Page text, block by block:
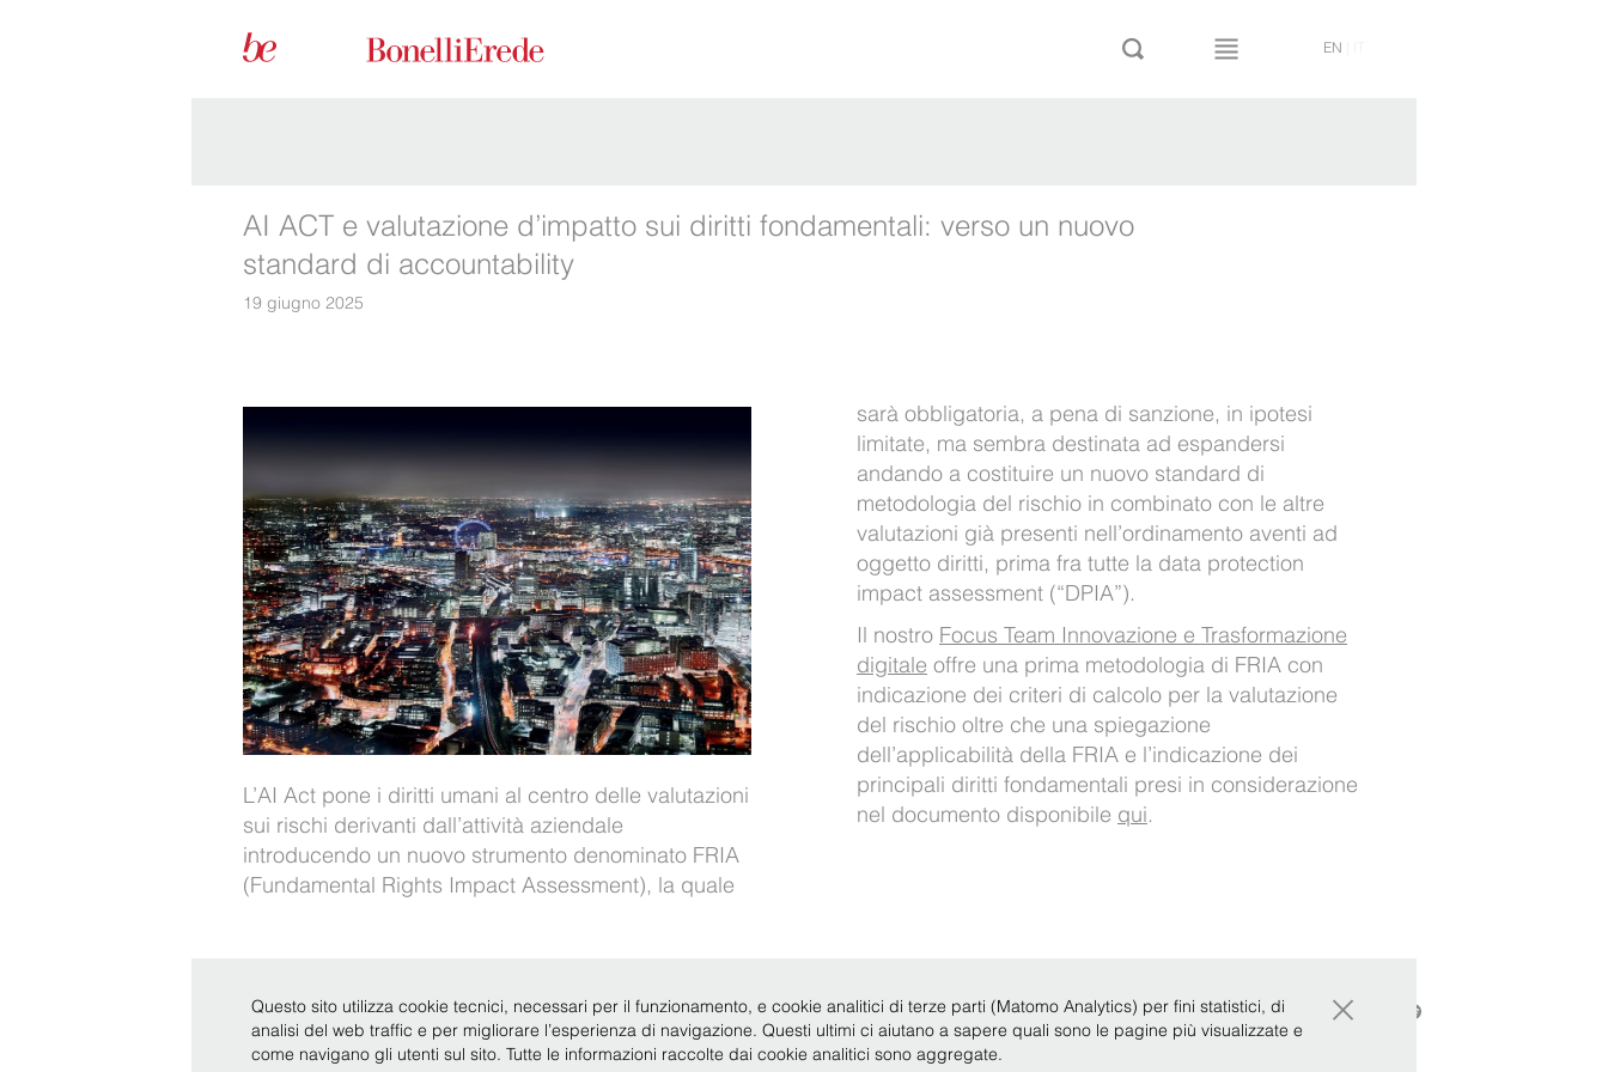
EN
AI ACT e valutazione d’impatto sui diritti fondamentali: verso un nuovo
standard di accountability
19 giugno 2025
L’AI Act pone i diritti umani al centro delle valutazioni
sui rischi derivanti dall’attività aziendale
introducendo un nuovo strumento denominato FRIA
(Fundamental Rights Impact Assessment), la quale
sarà obbligatoria, a pena di sanzione, in ipotesi
limitate, ma sembra destinata ad espandersi
andando a costituire un nuovo standard di
metodologia del rischio in combinato con le altre
valutazioni già presenti nell’ordinamento aventi ad
oggetto diritti, prima fra tutte la data protection
impact assessment (“DPIA”).
Il nostro Focus Team Innovazione e Trasformazione
digitale offre una prima metodologia di FRIA con
indicazione dei criteri di calcolo per la valutazione
del rischio oltre che una spiegazione
dell’applicabilità della FRIA e l’indicazione dei
principali diritti fondamentali presi in considerazione
nel documento disponibile qui.
Copyright © Bonelli Erede Lombardi Pappalardo - Studio Legale 2019 P.IVA 12735620150 | Condizioni d'uso | Privacy | Policy Codice Etico | Whistleblowing
Questo sito utilizza cookie tecnici, necessari per il funzionamento, e cookie analitici di terze parti (Matomo Analytics) per fini statistici, di
analisi del web traffic e per migliorare l’esperienza di navigazione. Questi ultimi ci aiutano a sapere quali sono le pagine più visualizzate e
come navigano gli utenti sul sito. Tutte le informazioni raccolte dai cookie analitici sono aggregate.
×